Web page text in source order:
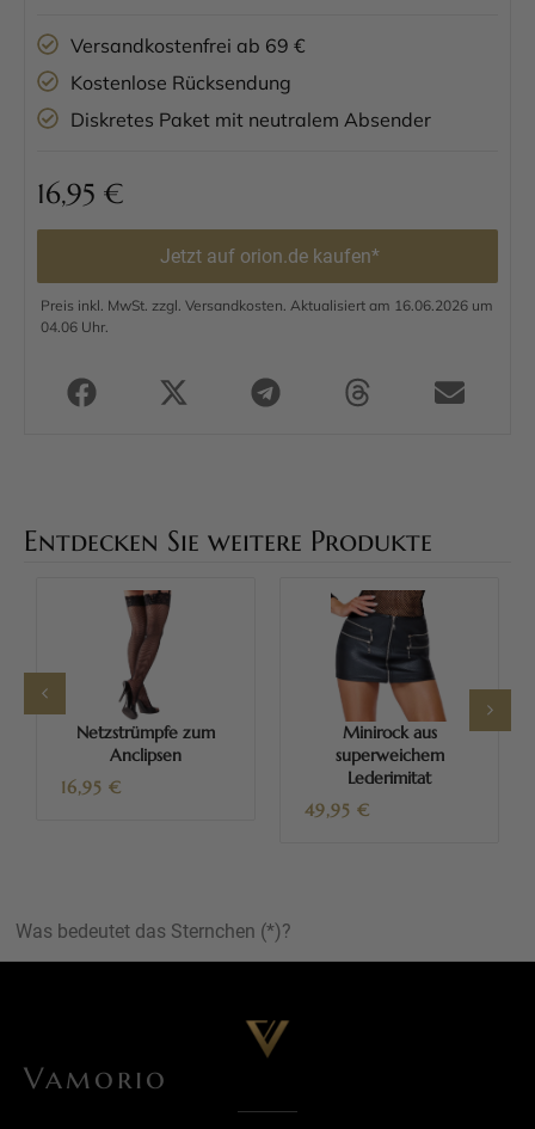
Versandkostenfrei ab 69 €
Kostenlose Rücksendung
Diskretes Paket mit neutralem Absender
16,95 €
Jetzt auf orion.de kaufen*
Preis inkl. MwSt. zzgl. Versandkosten. Aktualisiert am 16.06.2026 um
04.06 Uhr.
Entdecken Sie weitere Produkte
Netzstrümpfe zum
Anclipsen
16,95 €
Minirock aus
superweichem
Lederimitat
49,95 €
Was bedeutet das Sternchen (*)?
Vamorio